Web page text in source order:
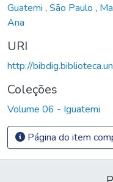
Guatemi , São Paulo ,
Ana
URI
http://
Coleções
Volume 06 - Iguatemi
Página do item